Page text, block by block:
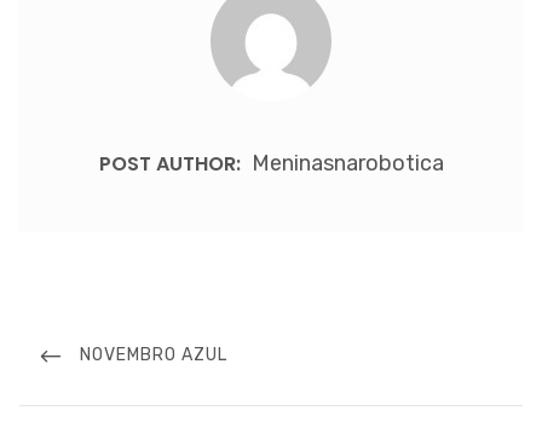
POST AUTHOR: Meninasnarobotica
de
PREVIOUS
NOVEMBRO AZUL